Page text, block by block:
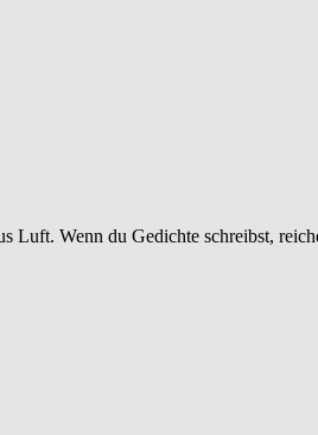
Luft. Wenn du Gedichte schreibst,